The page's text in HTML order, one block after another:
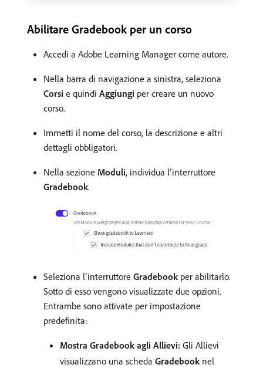
Abilitare Gradebook per un corso
Accedi a Adobe Learning Manager come autore.
Nella barra di navigazione a sinistra, seleziona
Corsi e quindi Aggiungi per creare un nuovo
corso.
Immetti il nome del corso, la descrizione e altri
dettagli obbligatori.
Nella sezione Moduli, individua l’interruttore
Gradebook.
Seleziona l’interruttore Gradebookper abilitarlo.
Sotto di esso vengono visualizzate due opzioni.
Entrambe sono attivate per impostazione
predefinita:
Mostra Gradebook agli Allievi: Gli Allievi
visualizzano una scheda Gradebooknel